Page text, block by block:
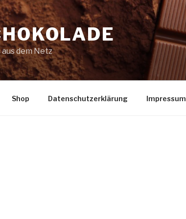
aus dem Netz
Shop Datenschutzerklärung Impressum